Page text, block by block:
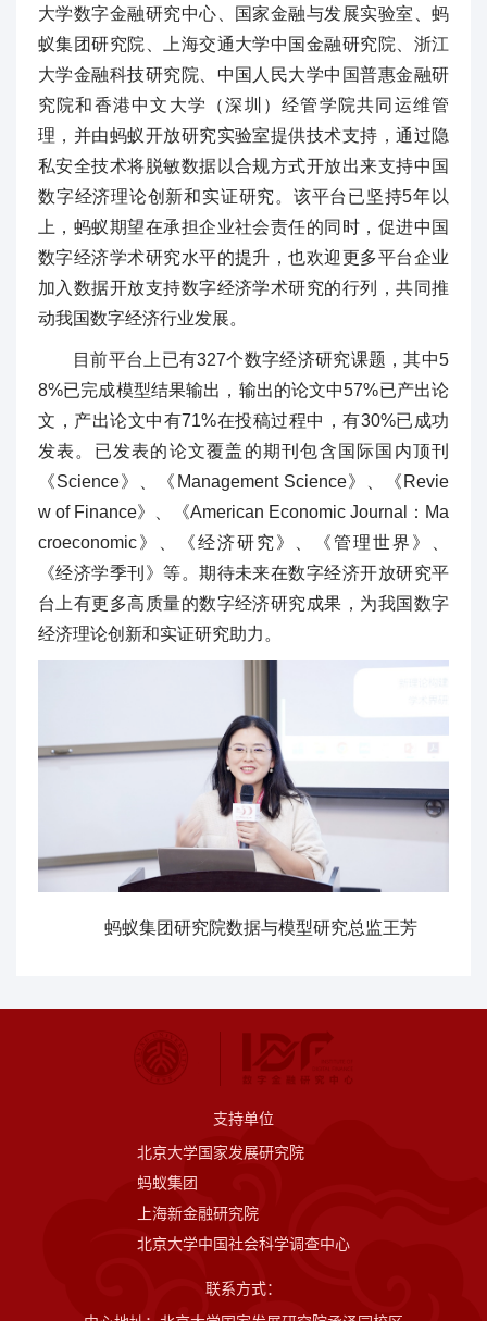
大学数字金融研究中心、国家金融与发展实验室、蚂
蚁集团研究院、上海交通大学中国金融研究院、浙江
大学金融科技研究院、中国人民大学中国普惠金融研
究院和香港中文大学（深圳）经管学院共同运维管
理，并由蚂蚁开放研究实验室提供技术支持，通过隐
私安全技术将脱敏数据以合规方式开放出来支持中国
数字经济理论创新和实证研究。该平台已坚持5年以
上，蚂蚁期望在承担企业社会责任的同时，促进中国
数字经济学术研究水平的提升，也欢迎更多平台企业
加入数据开放支持数字经济学术研究的行列，共同推
动我国数字经济行业发展。
目前平台上已有327个数字经济研究课题，其中5
8%已完成模型结果输出，输出的论文中57%已产出论
文，产出论文中有71%在投稿过程中，有30%已成功
发表。已发表的论文覆盖的期刊包含国际国内顶刊
《Science》、《Management Science》、《Revie
w of Finance》、《American Economic Journal：Ma
croeconomic》、《经济研究》、《管理世界》、
《经济学季刊》等。期待未来在数字经济开放研究平
台上有更多高质量的数字经济研究成果，为我国数字
经济理论创新和实证研究助力。
蚂蚁集团研究院数据与模型研究总监王芳
支持单位
北京大学国家发展研究院
蚂蚁集团
上海新金融研究院
北京大学中国社会科学调查中心
联系方式：